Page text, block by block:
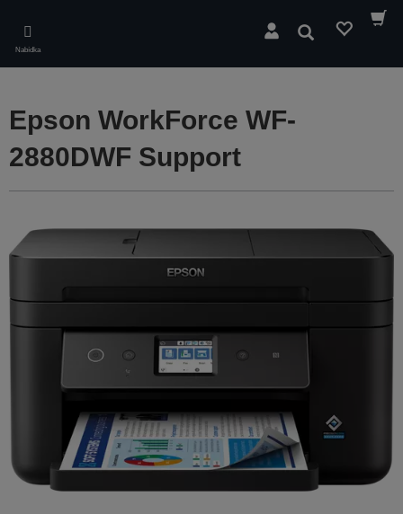
main
content
Nabídka
Hledat
Epson WorkForce WF-
2880DWF Support